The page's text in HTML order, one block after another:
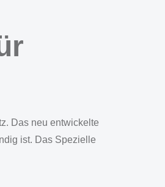
Das neu entwickelte
ist. Das Spezielle